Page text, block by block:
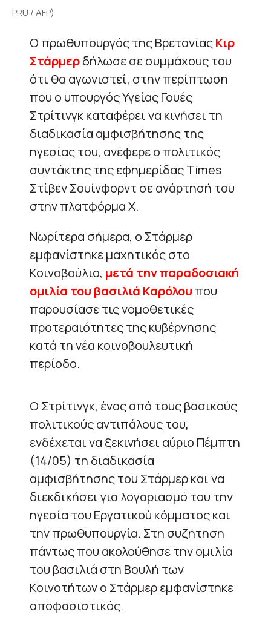
PRU / AFP)
Ο πρωθυπουργός της ΒρετανίαςΚιρ
Στάρμερδήλωσε σε συμμάχους του
ότι θα αγωνιστεί, στην περίπτωση
που ο υπουργός Υγείας Γουές
Στρίτινγκ καταφέρει να κινήσει τη
διαδικασία αμφισβήτησης της
ηγεσίας του, ανέφερε ο πολιτικός
συντάκτης της εφημερίδας Times
Στίβεν Σουίνφορντ σε ανάρτησή του
στην πλατφόρμα Χ.
Νωρίτερα σήμερα, ο Στάρμερ
εμφανίστηκε μαχητικός στο
Κοινοβούλιο, μετά την παραδοσιακή
ομιλία του βασιλιά Καρόλου που
παρουσίασε τις νομοθετικές
προτεραιότητες της κυβέρνησης
κατά τη νέα κοινοβουλευτική
περίοδο.
Ο Στρίτινγκ, ένας από τους βασικούς
πολιτικούς αντιπάλους του,
ενδέχεται να ξεκινήσει αύριο Πέμπτη
(14/05) τη διαδικασία
αμφισβήτησης του Στάρμερ και να
διεκδικήσει για λογαριασμό του την
ηγεσία του Εργατικού κόμματος και
την πρωθυπουργία. Στη συζήτηση
πάντως που ακολούθησε την ομιλία
του βασιλιά στη Βουλή των
Κοινοτήτων ο Στάρμερ εμφανίστηκε
αποφασιστικός.